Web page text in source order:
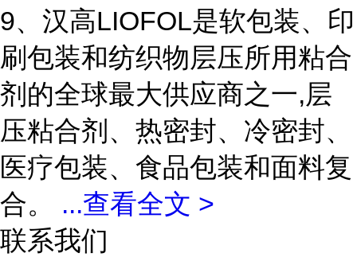
9、汉高LIOFOL是软包装、印
刷包装和纺织物层压所用粘合
剂的全球最大供应商之一,层
压粘合剂、热密封、冷密封、
医疗包装、食品包装和面料复
合。 ...查看全文 >
联系我们